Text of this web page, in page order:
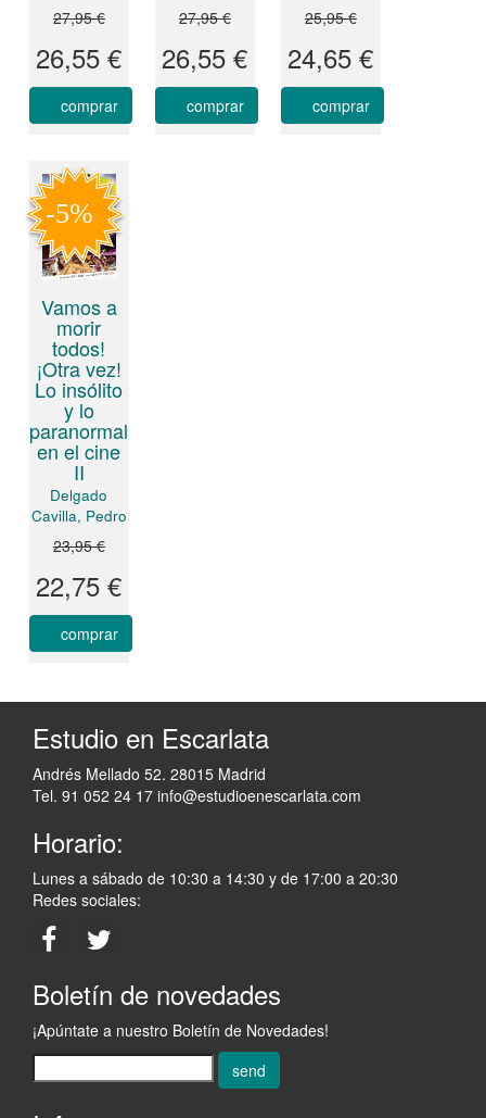
27,95 €
26,55 €
comprar
27,95 €
26,55 €
comprar
25,95 €
24,65 €
comprar
Vamos a
morir
todos!
¡Otra vez!
Lo insólito
y lo
paranormal
en el cine
II
Delgado
Cavilla, Pedro
23,95 €
22,75 €
comprar
Estudio en Escarlata
Andrés Mellado 52. 28015 Madrid
Tel. 91 052 24 17 info@estudioenescarlata.com
Horario:
Lunes a sábado de 10:30 a 14:30 y de 17:00 a 20:30
Redes sociales:
Boletín de novedades
¡Apúntate a nuestro Boletín de Novedades!
send